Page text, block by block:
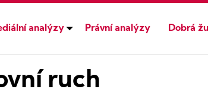
analýzy Právní analýzy Dobrá
ruch